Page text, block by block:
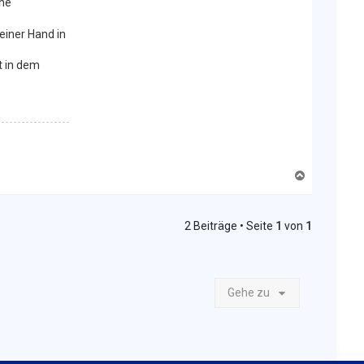
Hand in
in dem
o
2 Beiträge • Seite 1 von 1
Gehe zu